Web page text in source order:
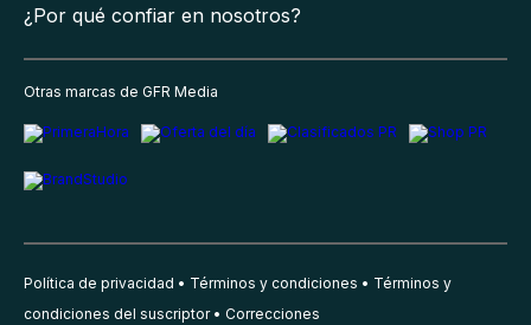
¿Por qué confiar en nosotros?
Otras marcas de GFR Media
Política de privacidad Términos y condiciones
Términos y
condiciones del suscriptor
Correcciones